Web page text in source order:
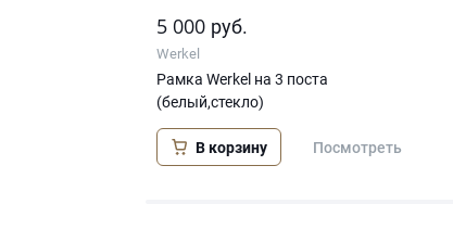
5 000 руб.
Werkel
Рамка Werkel на 3 поста
(белый,стекло)
В корзину Посмотреть